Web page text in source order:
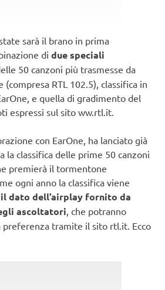
sarà il brano in prima
di due speciali
50 canzoni più trasmesse da
RTL 102.5), classifica in
e quella di gradimento del
espressi sul sito ww.rtl.it.
con EarOne, ha lanciato già
la classifica delle prime 50 canzoni
premierà il tormentone
ogni anno la classifica viene
dato dell’airplay fornito da
ascoltatori , che potranno
tramite il sito rtl.it. Ecco